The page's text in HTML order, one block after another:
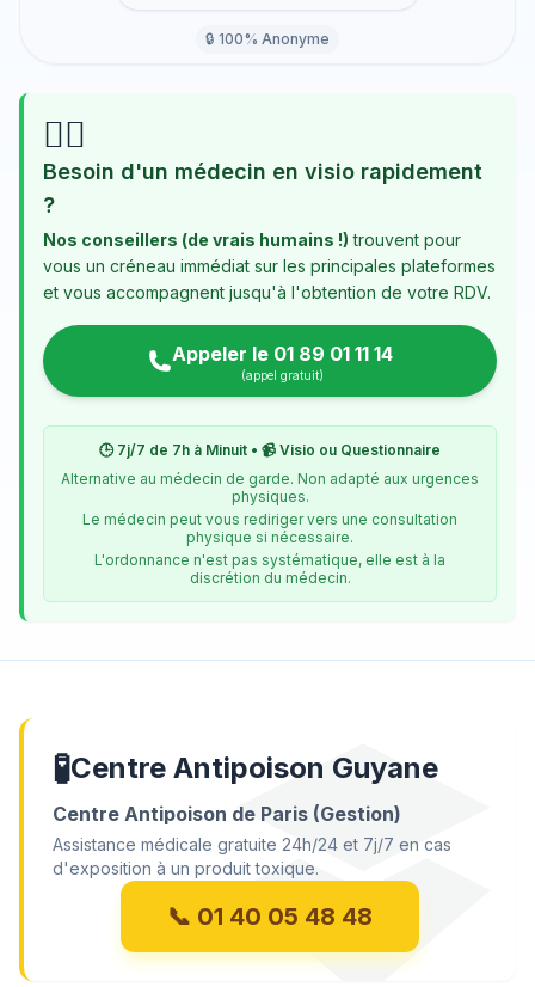
🔒 100% Anonyme
👨‍⚕️
Besoin d'un médecin en visio rapidement
?
Nos conseillers (de vrais humains !) trouvent pour
vous un créneau immédiat sur les principales plateformes
et vous accompagnent jusqu'à l'obtention de votre RDV.
Appeler le 01 89 01 11 14
(appel gratuit)
🕒 7j/7 de 7h à Minuit • 📹 Visio ou Questionnaire
Alternative au médecin de garde. Non adapté aux urgences
physiques.
Le médecin peut vous rediriger vers une consultation
physique si nécessaire.
L'ordonnance n'est pas systématique, elle est à la
discrétion du médecin.
🧪Centre Antipoison Guyane
Centre Antipoison de Paris (Gestion)
Assistance médicale gratuite 24h/24 et 7j/7 en cas
d'exposition à un produit toxique.
📞 01 40 05 48 48